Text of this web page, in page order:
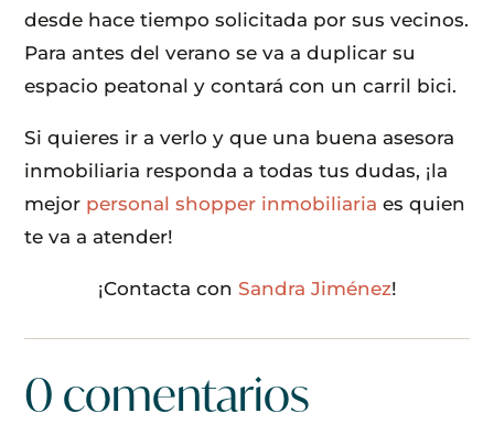
desde hace tiempo solicitada por sus vecinos.
Para antes del verano se va a duplicar su
espacio peatonal y contará con un carril bici.
Si quieres ir a verlo y que una buena asesora
inmobiliaria responda a todas tus dudas, ¡la
mejor personal shopper inmobiliaria es quien
te va a atender!
¡Contacta con Sandra Jiménez!
0 comentarios